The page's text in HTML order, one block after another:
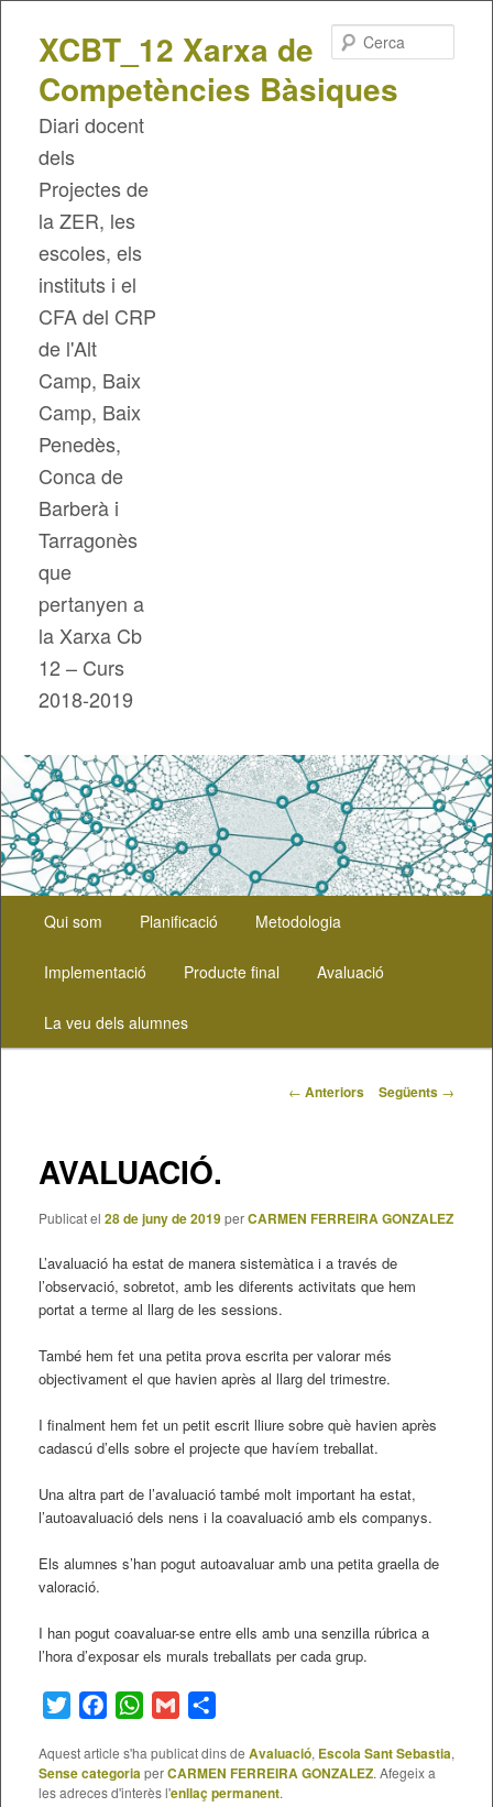
XCBT_12 Xarxa de
Competències Bàsiques
Diari docent
dels
Projectes de
la ZER, les
escoles, els
instituts i el
CFA del CRP
de l'Alt
Camp, Baix
Camp, Baix
Penedès,
Conca de
Barberà i
Tarragonès
que
pertanyen a
la Xarxa Cb
12 – Curs
2018-2019
principal
Aneu
al
contingut
Qui som Planificació Metodologia
Implementació Producte final Avaluació
La veu dels alumnes
Navegació
← Anteriors Següents →
AVALUACIÓ.
Publicat el 28 de juny de 2019perCARMEN FERREIRA GONZALEZ
L’avaluació ha estat de manera sistemàtica i a través de
l’observació, sobretot, amb les diferents activitats que hem
portat a terme al llarg de les sessions.
També hem fet una petita prova escrita per valorar més
objectivament el que havien après al llarg del trimestre.
I finalment hem fet un petit escrit lliure sobre què havien après
cadascú d’ells sobre el projecte que havíem treballat.
Una altra part de l’avaluació també molt important ha estat,
l’autoavaluació dels nens i la coavaluació amb els companys.
Els alumnes s’han pogut autoavaluar amb una petita graella de
valoració.
I han pogut coavaluar-se entre ells amb una senzilla rúbrica a
l’hora d’exposar els murals treballats per cada grup.
TwitterFacebookWhatsApp
Gmail
Aquest article s'ha publicat dins de Avaluació, Escola Sant Sebastia,
Sense categoria perCARMEN FERREIRA GONZALEZ. Afegeix a
les adreces d'interès l'enllaç permanent.